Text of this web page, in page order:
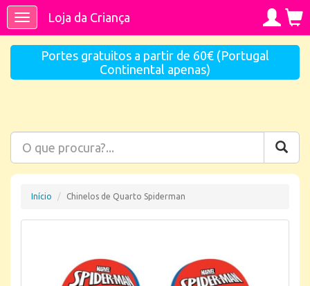
ToggleLoja da Criança
Portes gratuitos a partir de 60€ (Portugal
Continental apenas)
Início Chinelos de Quarto Spiderman